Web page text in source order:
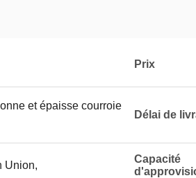
Prix
et épaisse courroie
Délai de
Union,
Capacité